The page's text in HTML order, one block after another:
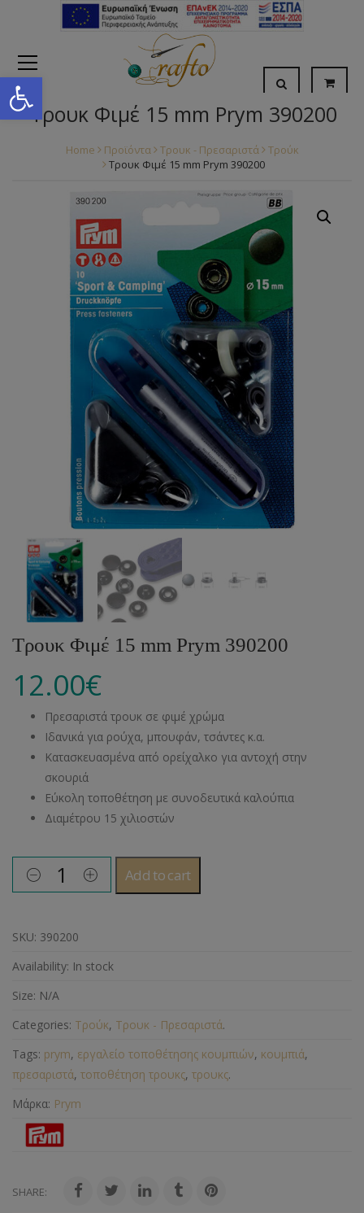
Open toolbar
Τρουκ Φιμέ 15 mm Prym 390200
Home Προϊόντα Τρουκ - Πρεσαριστά
Τρούκ
Τρουκ Φιμέ 15 mm Prym 390200
Τρουκ Φιμέ 15 mm Prym 390200
12.00€
Πρεσαριστά τρουκ σε φιμέ χρώμα
Ιδανικά για ρούχα, μπουφάν, τσάντες κ.α.
Κατασκευασμένα από ορείχαλκο για αντοχή στην
σκουριά
Εύκολη τοποθέτηση με συνοδευτικά καλούπια
Διαμέτρου 15 χιλιοστών
Add to cart
SKU: 390200
Availability: In stock
Size: N/A
Categories: Τρούκ, Τρουκ - Πρεσαριστά.
Tags: prym, εργαλείο τοποθέτησης κουμπιών, κουμπιά,
πρεσαριστά, τοποθέτηση τρουκς, τρουκς.
Μάρκα: Prym
SHARE: